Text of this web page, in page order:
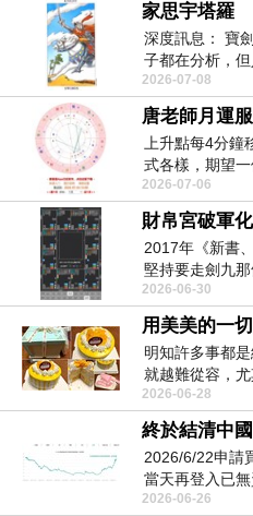
家思宇塔羅
深度訊息： 寶
子都在分析，
定。那個敢...
2026-07-08
唐老師月運
上升點每4分
式各樣，期望
的需求，本來...
2026-07-06
財帛宮破軍
2017年《新書
堅持要走劍九那
2026-06-30
用美美的一
明知許多事都
就越難從容，
困難。 ...
2026-06-28
終於結清中
2026/6/22申請
當天再登入已
2026-06-26